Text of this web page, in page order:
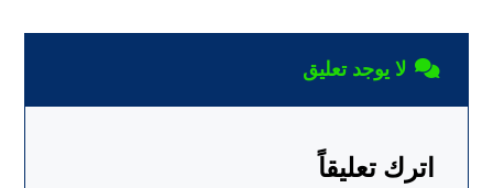
لا يوجد تعليق
اترك تعليقاً